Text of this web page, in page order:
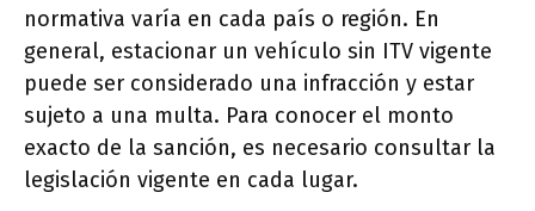
normativa varía en cada país o región. En
general, estacionar un vehículo sin ITV vigente
puede ser considerado una infracción y estar
sujeto a una multa. Para conocer el monto
exacto de la sanción, es necesario consultar la
legislación vigente en cada lugar.